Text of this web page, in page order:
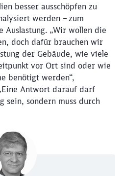
besser ausschöpfen zu
werden – zum
Auslastung. „Wir wollen die
doch dafür brauchen wir
der Gebäude, wie viele
vor Ort sind oder wie
benötigt werden“,
Antwort darauf darf
sein, sondern muss durch